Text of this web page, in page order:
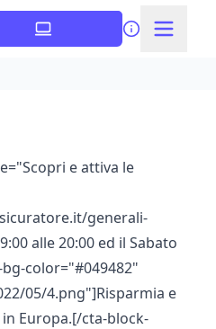
e attiva le
generali-
alle 20:00 ed il Sabato
color="#049482"
05/4.png"]Risparmia e
Europa.[/cta-block-